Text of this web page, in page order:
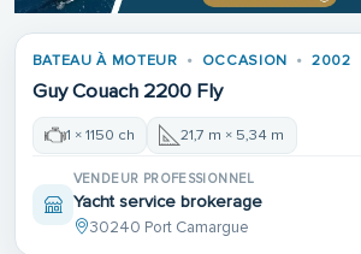
BATEAU À MOTEUR OCCASION 2002
Guy Couach 2200 Fly
1 × 1150 ch 21,7 m × 5,34 m
VENDEUR PROFESSIONNEL
Yacht service brokerage
30240 Port Camargue